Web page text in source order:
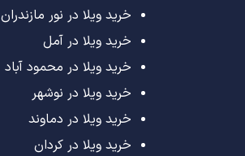
خرید ویلا در نور مازندران
خرید ویلا در آمل
خرید ویلا در محمود آباد
خرید ویلا در نوشهر
خرید ویلا در دماوند
خرید ویلا در کردان